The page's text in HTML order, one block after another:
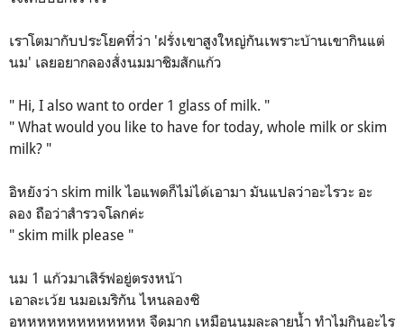
เราโตมากับประโยคที่ว่า 'ฝรั่งเขาสูงใหญ่กันเพราะบ้านเขากินแต่
นม' เลยอยากลองสั่งนมมาชิมสักแก้ว
" Hi, I also want to order 1 glass of milk. "
" What would you like to have for today, whole milk or skim
milk? "
อิหยังว่า skim milk ไอแพดก็ไม่ได้เอามา มันแปลว่าอะไรวะ อะ
ลอง ถือว่าสำรวจโลกค่ะ
" skim milk please "
นม 1 แก้วมาเสิร์ฟอยู่ตรงหน้า
เอาละเว้ย นมอเมริกัน ไหนลองซิ
อหหหหหหหหหหหหห จืดมาก เหมือนนมละลายน้ำ ทำไมกินอะไร